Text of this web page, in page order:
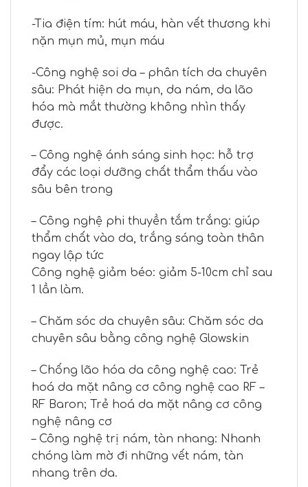
-Tia điện tím: hút máu, hàn vết thương khi
nặn mụn mủ, mụn máu
-Công nghệ soi da – phân tích da chuyên
sâu: Phát hiện da mụn, da nám, da lão
hóa mà mắt thường không nhìn thấy
được.
– Công nghệ ánh sáng sinh học: hỗ trợ
đẩy các loại dưỡng chất thẩm thấu vào
sâu bên trong
– Công nghệ phi thuyền tắm trắng: giúp
thẩm chất vào da, trắng sáng toàn thân
ngay lập tức
Công nghệ giảm béo: giảm 5-10cm chỉ sau
1 lần làm.
– Chăm sóc da chuyên sâu: Chăm sóc da
chuyên sâu bằng công nghệ Glowskin
– Chống lão hóa da công nghệ cao: Trẻ
hoá da mặt nâng cơ công nghệ cao RF –
RF Baron; Trẻ hoá da mặt nâng cơ công
nghệ nâng cơ
– Công nghệ trị nám, tàn nhang: Nhanh
chóng làm mờ đi những vết nám, tàn
nhang trên da.